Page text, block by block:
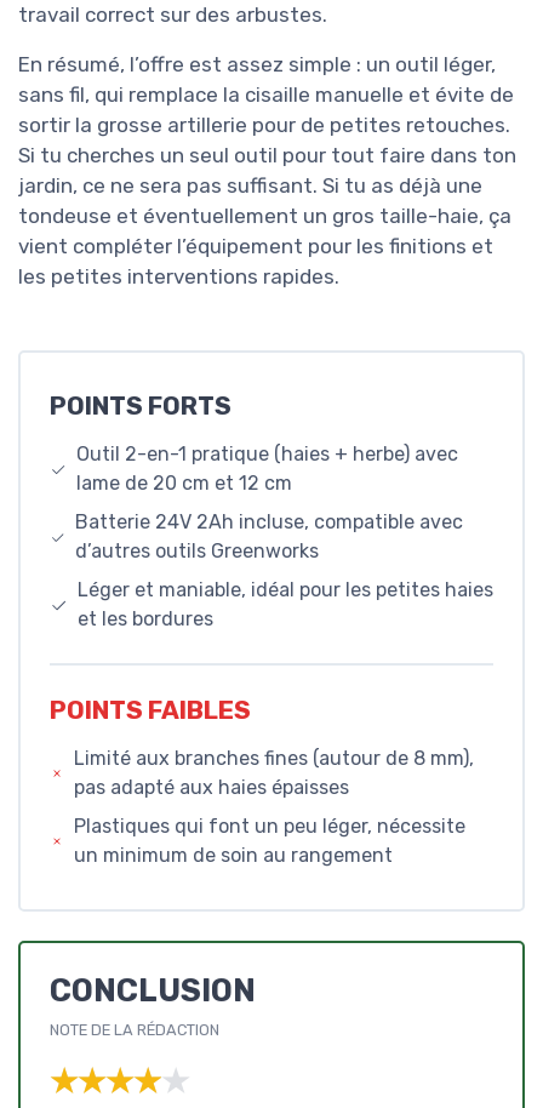
travail correct sur des arbustes.
En résumé, l’offre est assez simple : un outil léger,
sans fil, qui remplace la cisaille manuelle et évite de
sortir la grosse artillerie pour de petites retouches.
Si tu cherches un seul outil pour tout faire dans ton
jardin, ce ne sera pas suffisant. Si tu as déjà une
tondeuse et éventuellement un gros taille-haie, ça
vient compléter l’équipement pour les finitions et
les petites interventions rapides.
POINTS FORTS
Outil 2-en-1 pratique (haies + herbe) avec
lame de 20 cm et 12 cm
Batterie 24V 2Ah incluse, compatible avec
d’autres outils Greenworks
Léger et maniable, idéal pour les petites haies
et les bordures
POINTS FAIBLES
Limité aux branches fines (autour de 8 mm),
pas adapté aux haies épaisses
Plastiques qui font un peu léger, nécessite
un minimum de soin au rangement
CONCLUSION
NOTE DE LA RÉDACTION
★★★★★
★★★★★